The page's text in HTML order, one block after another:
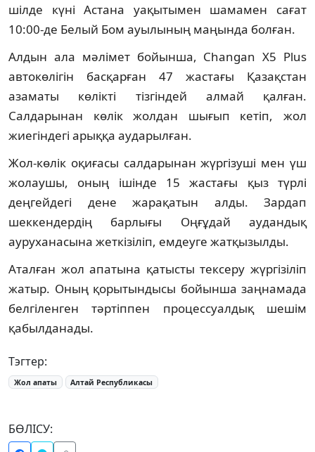
шілде күні Астана уақытымен шамамен сағат
10:00-де Белый Бом ауылының маңында болған.
Алдын ала мәлімет бойынша, Changan X5 Plus
автокөлігін басқарған 47 жастағы Қазақстан
азаматы көлікті тізгіндей алмай қалған.
Салдарынан көлік жолдан шығып кетіп, жол
жиегіндегі арыққа аударылған.
Жол-көлік оқиғасы салдарынан жүргізуші мен үш
жолаушы, оның ішінде 15 жастағы қыз түрлі
деңгейдегі дене жарақатын алды. Зардап
шеккендердің барлығы Оңғұдай аудандық
ауруханасына жеткізіліп, емдеуге жатқызылды.
Аталған жол апатына қатысты тексеру жүргізіліп
жатыр. Оның қорытындысы бойынша заңнамада
белгіленген тәртіппен процессуалдық шешім
қабылданады.
Тэгтер:
Жол апаты Алтай Республикасы
БӨЛІСУ: